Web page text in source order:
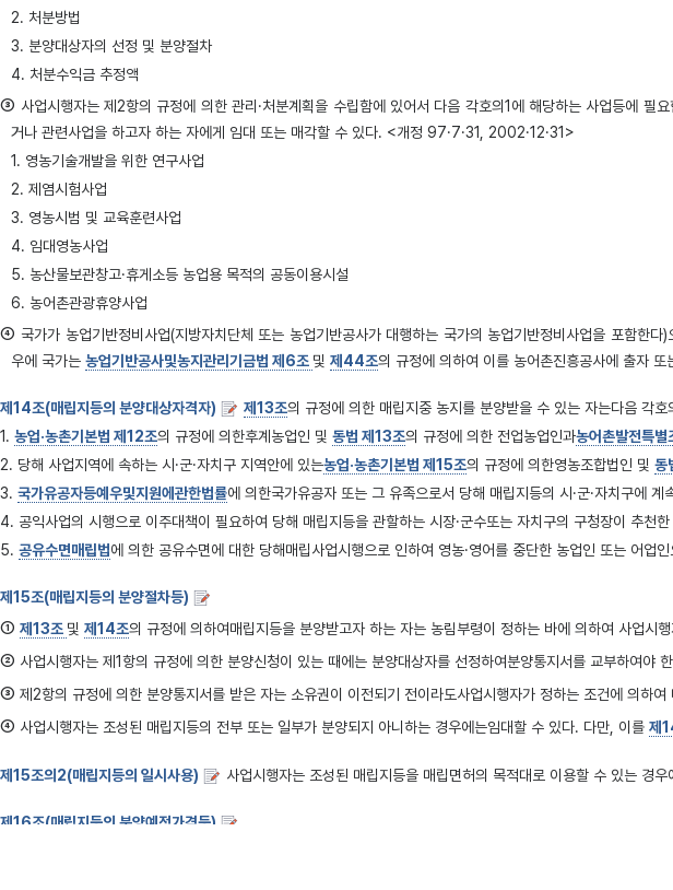
2. 처분방법
3. 분양대상자의 선정 및 분양절차
4. 처분수익금 추정액
③ 사업시행자는 제2항의 규정에 의한 관리·처분계획을 수립함에 있어서 다음 각호의1에 해당하는 사업등에
거나 관련사업을 하고자 하는 자에게 임대 또는 매각할 수 있다. <개정 97·7·31, 2002·12·31>
1. 영농기술개발을 위한 연구사업
2. 제염시험사업
3. 영농시범 및 교육훈련사업
4. 임대영농사업
5. 농산물보관창고·휴게소등 농업용 목적의 공동이용시설
6. 농어촌관광휴양사업
④ 국가가 농업기반정비사업(지방자치단체 또는 농업기반공사가 대행하는 국가의 농업기반정비사업을 포함한다
우에 국가는 농업기반공사및농지관리기금법 제6조 및 제44조의 규정에 의하여 이를 농어촌진흥공사에 출자
제14조(매립지등의 분양대상자격자) 제13조의 규정에 의한 매립지중 농지를 분양받을 수 있는 자는다음
1. 농업·농촌기본법 제12조의 규정에 의한후계농업인 및 동법 제13조의 규정에 의한 전업농업인과농어촌발전특
2. 당해 사업지역에 속하는 시·군·자치구 지역안에 있는농업·농촌기본법 제15조의 규정에 의한영농조합법인 및 동
3. 국가유공자등예우및지원에관한법률에 의한국가유공자 또는 그 유족으로서 당해 매립지등의 시·군·자치구에 계
4. 공익사업의 시행으로 이주대책이 필요하여 당해 매립지등을 관할하는 시장·군수또는 자치구의 구청장이 추천
5. 공유수면매립법에 의한 공유수면에 대한 당해매립사업시행으로 인하여 영농·영어를 중단한 농업인 또는 어업
제15조(매립지등의 분양절차등)
① 제13조 및 제14조의 규정에 의하여매립지등을 분양받고자 하는 자는 농림부령이 정하는 바에 의하여 사업시
② 사업시행자는 제1항의 규정에 의한 분양신청이 있는 때에는 분양대상자를 선정하여분양통지서를 교부하여야
③ 제2항의 규정에 의한 분양통지서를 받은 자는 소유권이 이전되기 전이라도사업시행자가 정하는 조건에 의하
④ 사업시행자는 조성된 매립지등의 전부 또는 일부가 분양되지 아니하는 경우에는임대할 수 있다. 다만, 이를 제
제15조의2(매립지등의 일시사용) 사업시행자는 조성된 매립지등을 매립면허의 목적대로 이용할 수 있는 경우
제16조(매립지등의 분양예정가격등)